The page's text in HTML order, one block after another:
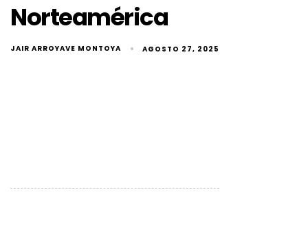
Norteamérica
JAIR ARROYAVE MONTOYA AGOSTO 27, 2025